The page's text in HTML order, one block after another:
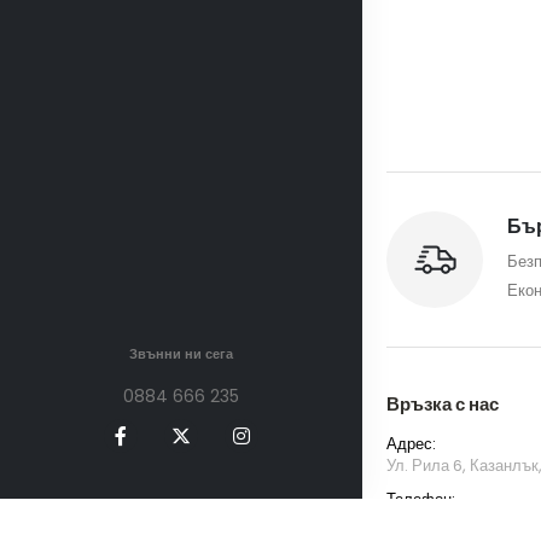
Звънни ни сега
0884 666 235 Връзка с нас
Адрес:
Ул. Рила 6,
Телефон: